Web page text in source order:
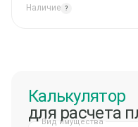
Наличие ?
Калькулятор
для расчета
Вид имущества